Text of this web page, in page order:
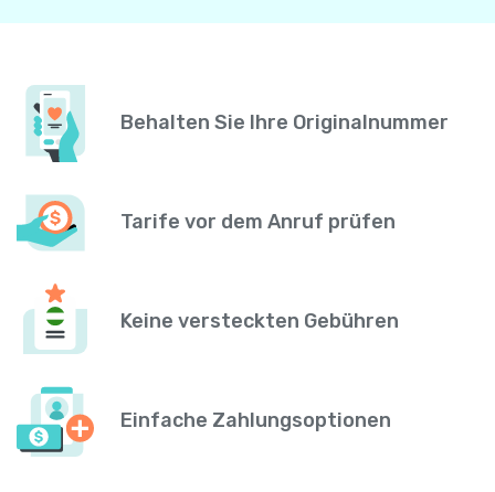
Behalten Sie Ihre Originalnummer
Tarife vor dem Anruf prüfen
Keine versteckten Gebühren
Einfache Zahlungsoptionen